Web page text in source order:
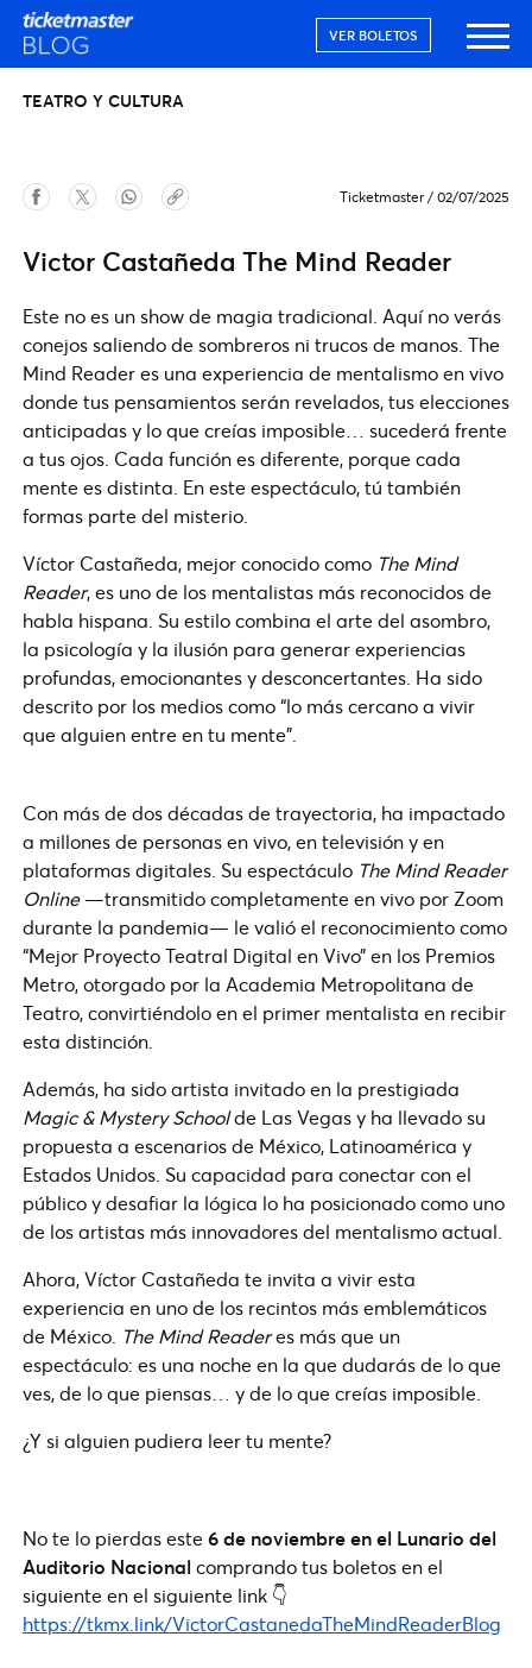
VER BOLETOS
TEATRO Y CULTURA
Ticketmaster / 02/07/2025
Victor Castañeda The Mind Reader
Este no es un show de magia tradicional. Aquí no verás
conejos saliendo de sombreros ni trucos de manos. The
Mind Reader es una experiencia de mentalismo en vivo
donde tus pensamientos serán revelados, tus elecciones
anticipadas y lo que creías imposible… sucederá frente
a tus ojos. Cada función es diferente, porque cada
mente es distinta. En este espectáculo, tú también
formas parte del misterio.
Víctor Castañeda, mejor conocido como The Mind
Reader, es uno de los mentalistas más reconocidos de
habla hispana. Su estilo combina el arte del asombro,
la psicología y la ilusión para generar experiencias
profundas, emocionantes y desconcertantes. Ha sido
descrito por los medios como “lo más cercano a vivir
que alguien entre en tu mente”.
Con más de dos décadas de trayectoria, ha impactado
a millones de personas en vivo, en televisión y en
plataformas digitales. Su espectáculo The Mind Reader
Online—transmitido completamente en vivo por Zoom
durante la pandemia— le valió el reconocimiento como
“Mejor Proyecto Teatral Digital en Vivo” en los Premios
Metro, otorgado por la Academia Metropolitana de
Teatro, convirtiéndolo en el primer mentalista en recibir
esta distinción.
Además, ha sido artista invitado en la prestigiada
Magic & Mystery Schoolde Las Vegas y ha llevado su
propuesta a escenarios de México, Latinoamérica y
Estados Unidos. Su capacidad para conectar con el
público y desafiar la lógica lo ha posicionado como uno
de los artistas más innovadores del mentalismo actual.
Ahora, Víctor Castañeda te invita a vivir esta
experiencia en uno de los recintos más emblemáticos
de México. The Mind Readeres más que un
espectáculo: es una noche en la que dudarás de lo que
ves, de lo que piensas… y de lo que creías imposible.
¿Y si alguien pudiera leer tu mente?
No te lo pierdas este6 de noviembre en el Lunario del
Auditorio Nacional comprando tus boletos en el
siguiente en el siguiente link 👇
https://tkmx.link/VictorCastanedaTheMindReaderBlog